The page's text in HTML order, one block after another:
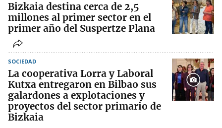
Bizkaia destina cerca de 2,5
millones al primer sector en el
primer año del Suspertze Plana
SOCIEDAD
La cooperativa Lorra y Laboral
Kutxa entregaron en Bilbao sus
galardones a explotaciones y
proyectos del sector primario de
Bizkaia